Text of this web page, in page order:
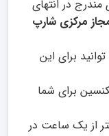
مندرج در انتهای
مرکزی شارپ
برای این
برای شما
از یک ساعت در